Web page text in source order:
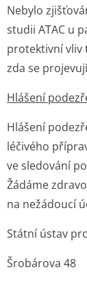
Nebylo
studii ATAC u
protektivní vliv
zda se
Hlášení
Hlášení
léčivého
ve sledování
Žádáme
na nežádoucí
Státní ústav
Šrobárova 48